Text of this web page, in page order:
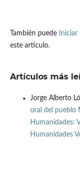
También puede
este artículo.
Artículos más
Jorge Alberto
oral del pueblo
Humanidades:
Humanidades